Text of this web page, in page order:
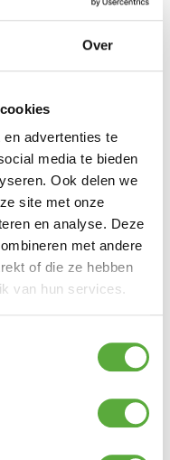
Over
advertenties te
media te bieden
Ook delen we
site met onze
en analyse. Deze
met andere
of die ze hebben
van hun services.
deze
Collection!
en is
in de tuin. Hij is
van kleur en is
bevestigen of in
grondpin van
en is